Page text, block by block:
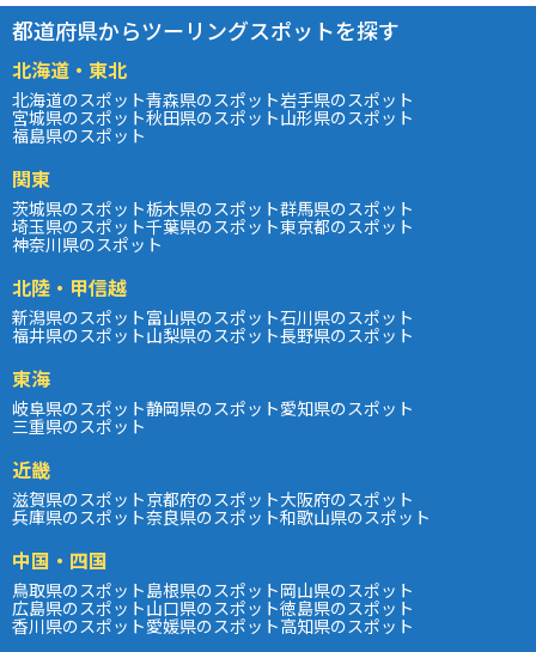
都道府県からツーリングスポットを探す
北海道・東北
北海道のスポット青森県のスポット岩手県のスポット
宮城県のスポット秋田県のスポット山形県のスポット
福島県のスポット
関東
茨城県のスポット栃木県のスポット群馬県のスポット
埼玉県のスポット千葉県のスポット東京都のスポット
神奈川県のスポット
北陸・甲信越
新潟県のスポット富山県のスポット石川県のスポット
福井県のスポット山梨県のスポット長野県のスポット
東海
岐阜県のスポット静岡県のスポット愛知県のスポット
三重県のスポット
近畿
滋賀県のスポット京都府のスポット大阪府のスポット
兵庫県のスポット奈良県のスポット和歌山県のスポット
中国・四国
鳥取県のスポット島根県のスポット岡山県のスポット
広島県のスポット山口県のスポット徳島県のスポット
香川県のスポット愛媛県のスポット高知県のスポット